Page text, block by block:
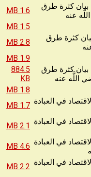
كثرة طرق
1.6 MB
1.5 MB
كثرة طرق
2.8 MB
1.9 MB
كثرة طرق
884.5
KB
1.8 MB
في العبادة 1.7 MB
في العبادة 2.1 MB
في العبادة 4.6 MB
في العبادة 2.2 MB